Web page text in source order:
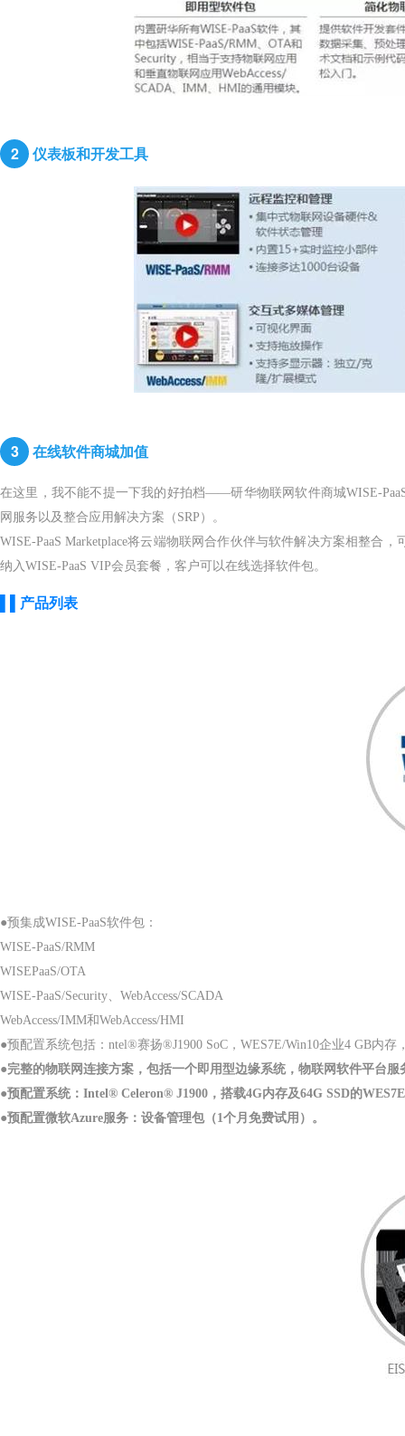
2 仪表板和开发工具
3 在线软件商城加值
在这里，我不能不提一下我的好拍档——研华物联网软件商城WISE-
网服务以及整合应用解决方案（SRP）。
WISE-PaaS Marketplace将云端物联网合作伙伴与软件解决方案相整合
纳入WISE-PaaS VIP会员套餐，客户可以在线选择软件包。
▌▌产品列表
●预集成WISE-PaaS软件包：
WISE-PaaS/RMM
WISEPaaS/OTA
WISE-PaaS/Security、WebAccess/SCADA
WebAccess/IMM和WebAccess/HMI
●预配置系统包括：ntel®赛扬®J1900 SoC，WES7E/Win10企业4 GB内存
●完整的物联网连接方案，包括一个即用型边缘系统，物联网软件平台
●预配置系统：Intel® Celeron® J1900，搭载4G内存及64G SSD的
●预配置微软Azure服务：设备管理包（1个月免费试用）。